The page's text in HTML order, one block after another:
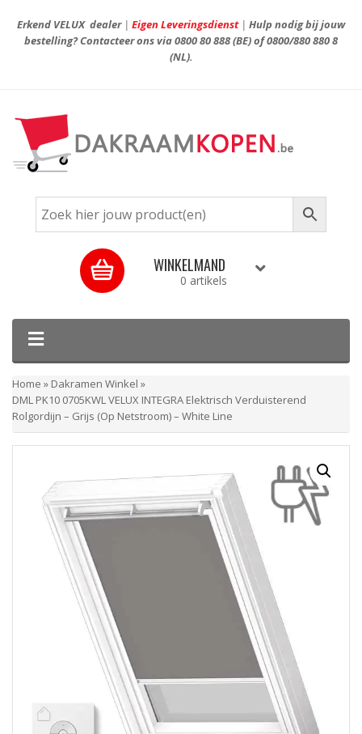
Erkend VELUX dealer| Eigen Leveringsdienst| Hulp nodig bij jouw
bestelling? Contacteer ons via0800 80 888(BE) of0800/880 880 8
(NL).
WINKELMAND
0 artikels
Home » Dakramen Winkel »
DML PK10 0705KWL VELUX INTEGRA Elektrisch Verduisterend
Rolgordijn – Grijs (Op Netstroom) – White Line